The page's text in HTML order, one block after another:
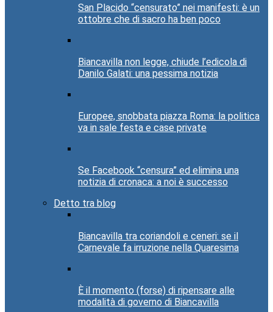
San Placido “censurato” nei manifesti: è un
ottobre che di sacro ha ben poco
Biancavilla non legge, chiude l’edicola di
Danilo Galati: una pessima notizia
Europee, snobbata piazza Roma: la politica
va in sale festa e case private
Se Facebook “censura” ed elimina una
notizia di cronaca: a noi è successo
Detto tra blog
Biancavilla tra coriandoli e ceneri: se il
Carnevale fa irruzione nella Quaresima
È il momento (forse) di ripensare alle
modalità di governo di Biancavilla